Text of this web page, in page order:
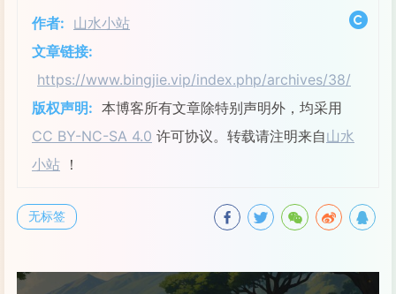
作者: 山水小站
文章链接:
https://www.bingjie.vip/index.php/archives/38/
版权声明: 本博客所有文章除特别声明外，均采用
CC BY-NC-SA 4.0 许可协议。转载请注明来自山水
小站 ！
无标签